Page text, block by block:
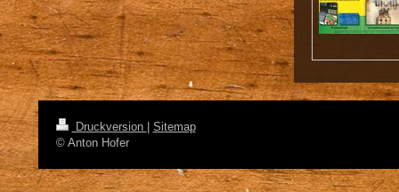
Druckversion
Sitemap
© Anton Hofer